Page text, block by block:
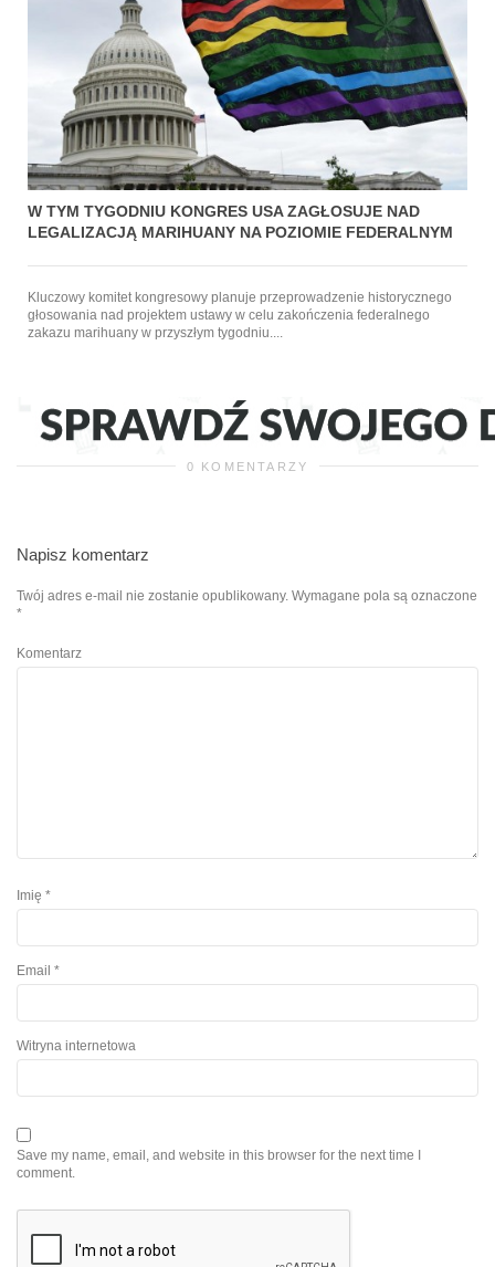
W TYM TYGODNIU KONGRES USA ZAGŁOSUJE NAD
LEGALIZACJĄ MARIHUANY NA POZIOMIE FEDERALNYM
Kluczowy komitet kongresowy planuje przeprowadzenie historycznego
głosowania nad projektem ustawy w celu zakończenia federalnego
zakazu marihuany w przyszłym tygodniu....
0 KOMENTARZY
Napisz komentarz
Twój adres e-mail nie zostanie opublikowany. Wymagane pola są oznaczone
*
Komentarz
Imię *
Email *
Witryna internetowa
Save my name, email, and website in this browser for the next time I
comment.